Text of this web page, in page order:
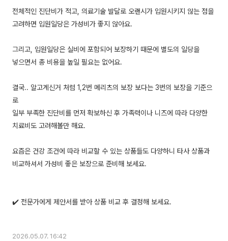
전체적인 진단비가 적고, 의료기술 발달로 오랜시가 입원시키지 않는 점을
고려하면 입원일당은 가성비가 좋지 않아요.
그리고, 입원일당은 실비에 포함되어 보장하기 때문에 별도의 일당을
넣으면서 총 비용을 높일 필요는 없어요.
결국.. 알고계신거 처럼 1,2번 메리츠의 보장 보다는 3번의 보장을 기준으
로
일부 부족한 진단비를 먼저 확보하신 후 가족력이나 니즈에 따라 다양한
치료비도 고려해볼만 해요.
요즘은 건강 조건에 따라 비교할 수 있는 상품들도 다양하니 타사 상품과
비교하셔서 가성비 좋은 보장으로 준비해 보세요.
✔️ 전문가에게 제안서를 받아 상품 비교 후 결정해 보세요.
2026.05.07. 16:42